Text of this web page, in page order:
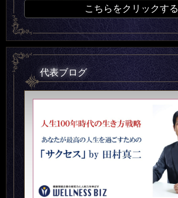
こちらをクリックする
代表ブログ